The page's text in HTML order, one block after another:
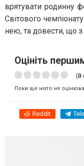
врятувати родинну
Світового
нею, та довести, що
Оцініть
(0
Поки ще ніхто не
Reddit